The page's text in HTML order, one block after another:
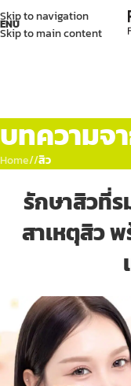
Skip to navigation
Skip to main content
บทความจ
Home/ สิว
รักษาสิวที่ร
สาเหตุสิว